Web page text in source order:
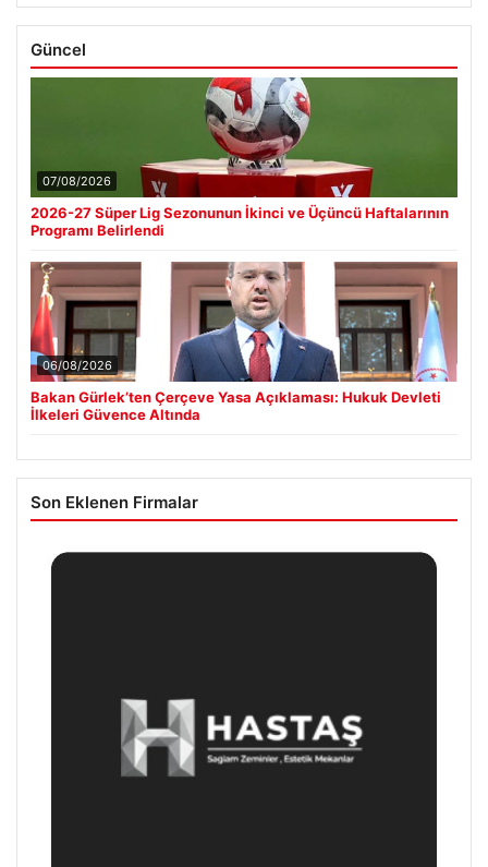
Güncel
07/08/2026
2026-27 Süper Lig Sezonunun İkinci ve Üçüncü Haftalarının
Programı Belirlendi
06/08/2026
Bakan Gürlek’ten Çerçeve Yasa Açıklaması: Hukuk Devleti
İlkeleri Güvence Altında
Son Eklenen Firmalar